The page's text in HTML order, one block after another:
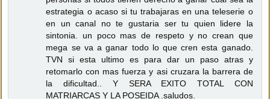
estrategia o acaso si tu trabajaras en una teleserie o
en un canal no te gustaria ser tu quien lidere la
sintonia. un poco mas de respeto y no crean que
mega se va a ganar todo lo que cren esta ganado.
TVN si esta ultimo es para dar un paso atras y
retomarlo con mas fuerza y asi cruzara la barrera de
la dificultad.. Y SERA EXITO TOTAL CON
MATRIARCAS Y LA POSEIDA .saludos.